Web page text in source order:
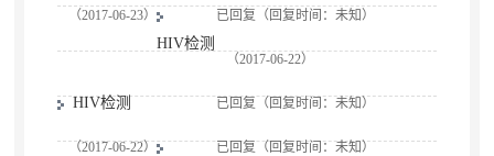
（2017-06-23） 已回复（回复时间：未知）
HIV检测
（2017-06-22）
已回复（回复时间：未知）
HIV检测
（2017-06-22） 已回复（回复时间：未知）